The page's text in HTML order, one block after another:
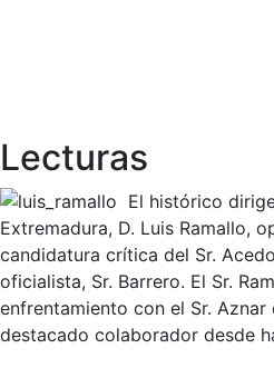
Lecturas
El histórico
Extremadura, D. Luis Ramallo,
candidatura crítica del Sr.
oficialista, Sr. Barrero. El Sr.
enfrentamiento con el Sr. Aznar
destacado colaborador desde